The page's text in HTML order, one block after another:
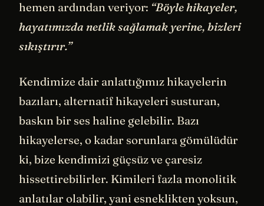
hemen ardından veriyor: “Böyle hikayeler,
hayatımızda netlik sağlamak yerine, bizleri
sıkıştırır.”
Kendimize dair anlattığımız hikayelerin
bazıları, alternatif hikayeleri susturan,
baskın bir ses haline gelebilir. Bazı
hikayelerse, o kadar sorunlara gömülüdür
ki, bize kendimizi güçsüz ve çaresiz
hissettirebilirler. Kimileri fazla monolitik
anlatılar olabilir, yani esneklikten yoksun,